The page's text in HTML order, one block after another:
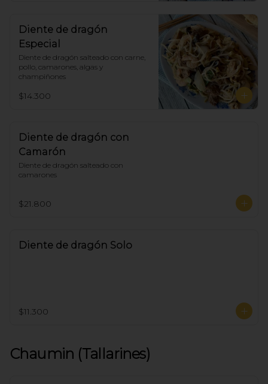
Diente de dragón
Especial
Diente de dragón salteado con carne,
pollo, camarones, algas y
champiñones
$14.300
Diente de dragón con
Camarón
Diente de dragón salteado con
camarones
$21.800
Diente de dragón Solo
$11.300
Chaumin (Tallarines)